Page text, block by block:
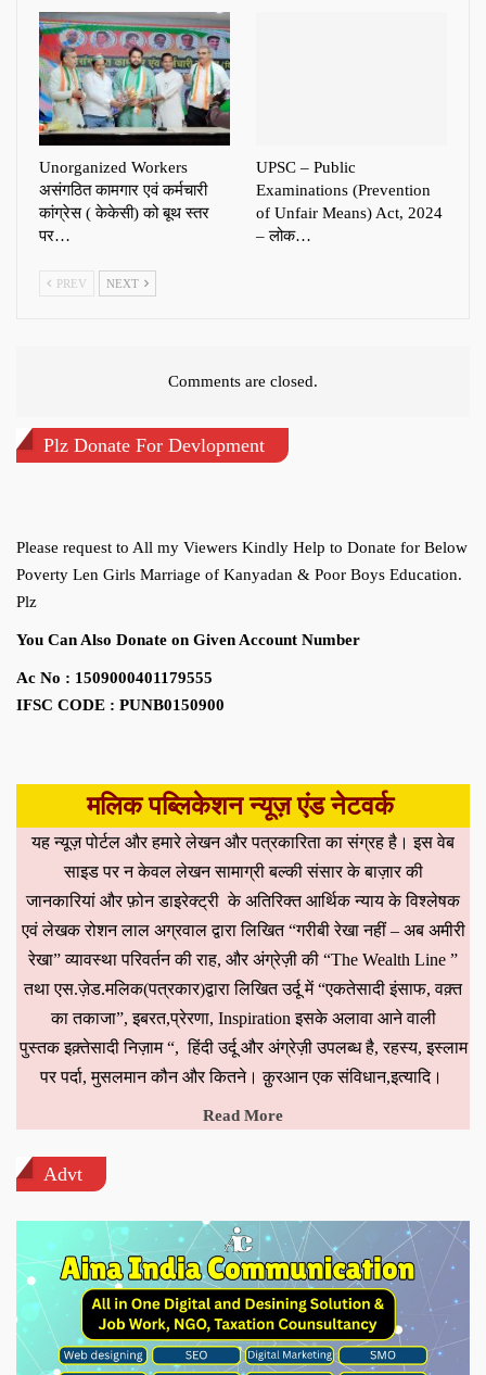
Unorganized Workers
असंगठित कामगार एवं कर्मचारी
कांग्रेस ( केकेसी) को बूथ स्तर
पर…
UPSC – Public
Examinations (Prevention
of Unfair Means) Act, 2024
– लोक…
PREV NEXT
Comments are closed.
Plz Donate For Devlopment
Please request to All my Viewers Kindly Help to Donate for Below
Poverty Len Girls Marriage of Kanyadan & Poor Boys Education.
Plz
You Can Also Donate on Given Account Number
Ac No : 1509000401179555
IFSC CODE : PUNB0150900
मलिक पब्लिकेशन न्यूज़ एंड नेटवर्क
यह न्यूज़ पोर्टल और हमारे लेखन और पत्रकारिता का संग्रह है। इस वेब
साइड पर न केवल लेखन सामाग्री बल्की संसार के बाज़ार की
जानकारियां और फ़ोन डाइरेक्ट्री के अतिरिक्त आर्थिक न्याय के विश्लेषक
एवं लेखक रोशन लाल अग्रवाल द्वारा लिखित “गरीबी रेखा नहीं – अब अमीरी
रेखा” व्यावस्था परिवर्तन की राह, और अंग्रेज़ी की “The Wealth Line ”
तथा एस.ज़ेड.मलिक(पत्रकार)द्वारा लिखित उर्दू में “एकतेसादी इंसाफ, वक़्त
का तकाजा”, इबरत,प्रेरणा, Inspiration इसके अलावा आने वाली
पुस्तक इक़्तेसादी निज़ाम “, हिंदी उर्दू और अंग्रेज़ी उपलब्ध है, रहस्य, इस्लाम
पर पर्दा, मुसलमान कौन और कितने। क़ुरआन एक संविधान,इत्यादि।
Read More
Advt